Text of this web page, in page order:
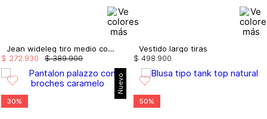
Jean wideleg tiro medio con taches
$ 389.900
$ 272 930
Vestido largo tiras
$ 498 900
Nuevo
30% 50%